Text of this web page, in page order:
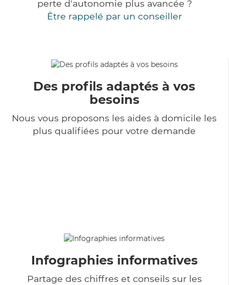
perte d'autonomie plus avancée ?
Être rappelé par un conseiller
Des profils adaptés à vos
besoins
Nous vous proposons les aides à domicile les
plus qualifiées pour votre demande
Infographies informatives
Partage des chiffres et conseils sur les